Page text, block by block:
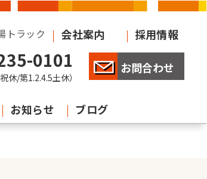
トラック 会社案内 採用情報
0101
休/第1.2.4.5土休）
お問合わせ
お知らせ ブログ